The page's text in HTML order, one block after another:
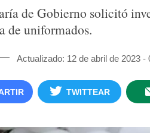
de Gobierno solicitó
de uniformados.
Actualizado: 12 de abril de 2023 -
TWITTEAR